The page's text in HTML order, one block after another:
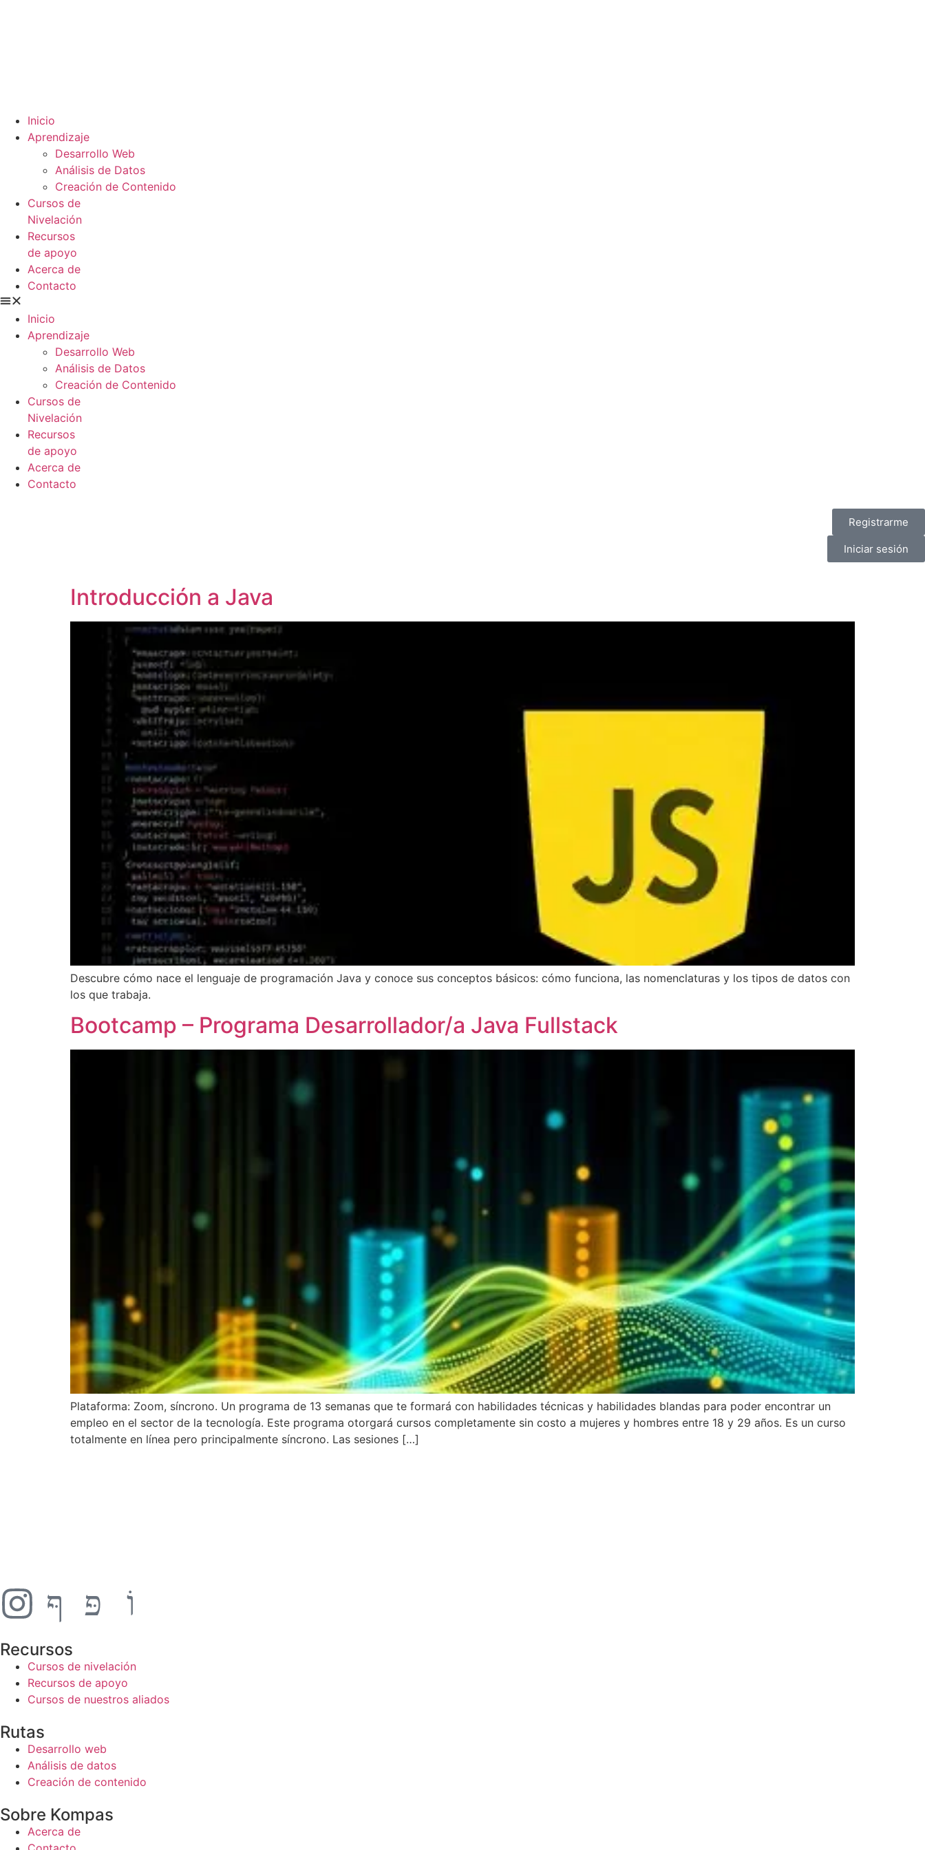
Inicio
Aprendizaje
Desarrollo Web
Análisis de Datos
Creación de Contenido
Cursos de
Nivelación
Recursos
de apoyo
Acerca de
Contacto
Inicio
Aprendizaje
Desarrollo Web
Análisis de Datos
Creación de Contenido
Cursos de
Nivelación
Recursos
de apoyo
Acerca de
Contacto
Registrarme
Iniciar sesión
Introducción a Java
Descubre cómo nace el lenguaje de programación Java y conoce sus conceptos básicos: cómo funciona, las nomenclaturas y los tipos de datos con
los que trabaja.
Bootcamp – Programa Desarrollador/a Java Fullstack
Plataforma: Zoom, síncrono. Un programa de 13 semanas que te formará con habilidades técnicas y habilidades blandas para poder encontrar un
empleo en el sector de la tecnología. Este programa otorgará cursos completamente sin costo a mujeres y hombres entre 18 y 29 años. Es un curso
totalmente en línea pero principalmente síncrono. Las sesiones […]
Recursos
Cursos de nivelación
Recursos de apoyo
Cursos de nuestros aliados
Rutas
Desarrollo web
Análisis de datos
Creación de contenido
Sobre Kompas
Acerca de